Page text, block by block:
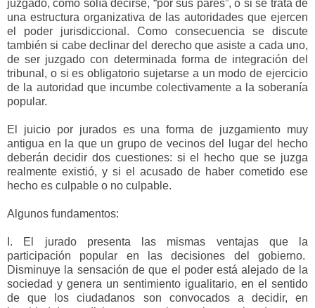
juzgado, como solía decirse, “por sus pares”, o si se trata de
una estructura organizativa de las autoridades que ejercen
el poder jurisdiccional. Como consecuencia se discute
también si cabe declinar del derecho que asiste a cada uno,
de ser juzgado con determinada forma de integración del
tribunal, o si es obligatorio sujetarse a un modo de ejercicio
de la autoridad que incumbe colectivamente a la soberanía
popular.
El juicio por jurados es una forma de juzgamiento muy
antigua en la que un grupo de vecinos del lugar del hecho
deberán decidir dos cuestiones: si el hecho que se juzga
realmente existió, y si el acusado de haber cometido ese
hecho es culpable o no culpable.
Algunos fundamentos:
I. El jurado presenta las mismas ventajas que la
participación popular en las decisiones del gobierno.
Disminuye la sensación de que el poder está alejado de la
sociedad y genera un sentimiento igualitario, en el sentido
de que los ciudadanos son convocados a decidir, en